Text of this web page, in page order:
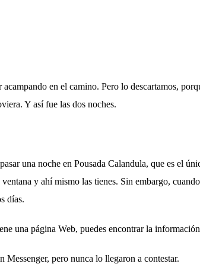
en el camino. Pero lo descartamos,
Y así fue las dos noches.
una noche en Pousada Calandula, que es el
ventana y ahí mismo las tienes. Sin embargo,
días.
una página Web, puedes encontrar la información
Messenger, pero nunca lo llegaron a contestar.